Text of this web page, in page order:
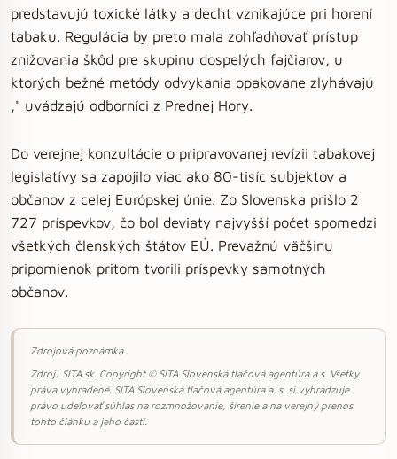
predstavujú toxické látky a decht vznikajúce pri horení
tabaku. Regulácia by preto mala zohľadňovať prístup
znižovania škôd pre skupinu dospelých fajčiarov, u
ktorých bežné metódy odvykania opakovane zlyhávajú
," uvádzajú odborníci z Prednej Hory.
Do verejnej konzultácie o pripravovanej revízii tabakovej
legislatívy sa zapojilo viac ako 80-tisíc subjektov a
občanov z celej Európskej únie. Zo Slovenska prišlo 2
727 príspevkov, čo bol deviaty najvyšší počet spomedzi
všetkých členských štátov EÚ. Prevažnú väčšinu
pripomienok pritom tvorili príspevky samotných
občanov.
Zdrojová poznámka
Zdroj: SITA.sk. Copyright © SITA Slovenská tlačová agentúra a.s. Všetky
práva vyhradené. SITA Slovenská tlačová agentúra a. s. si vyhradzuje
právo udeľovať súhlas na rozmnožovanie, šírenie a na verejný prenos
tohto článku a jeho častí.